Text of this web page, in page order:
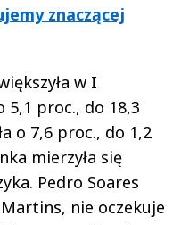
znaczącej
w I
5,1 proc., do 18,3
o 7,6 proc., do 1,2
mierzyła się
Pedro Soares
nie oczekuje